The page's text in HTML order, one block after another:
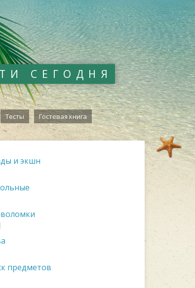
СЕГОДНЯ
Тесты Гостевая книга
и экшн
предметов